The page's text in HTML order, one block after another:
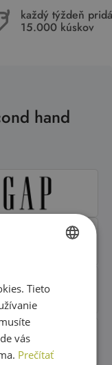
každý týždeň
15.000 kúskov
hand
ENGLISH
Tieto
vás
Prečítať